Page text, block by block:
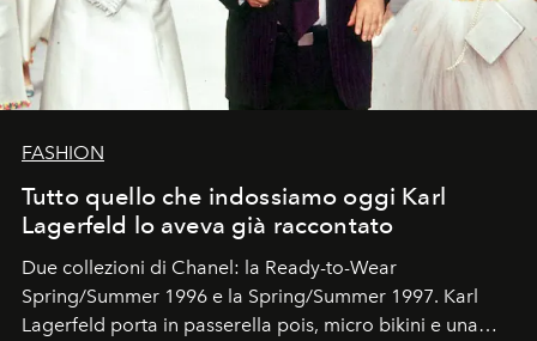
FASHION
Tutto quello che indossiamo oggi Karl
Lagerfeld lo aveva già raccontato
Due collezioni di Chanel: la Ready-to-Wear
Spring/Summer 1996 e la Spring/Summer 1997. Karl
Lagerfeld porta in passerella pois, micro bikini e una